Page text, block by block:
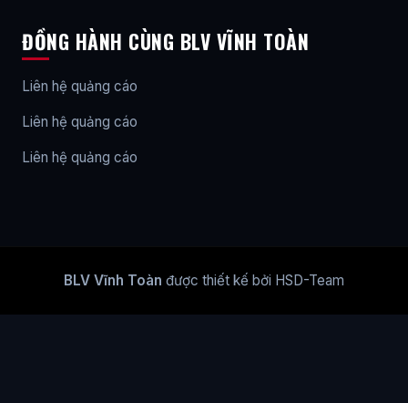
ĐỒNG HÀNH CÙNG BLV VĨNH TOÀN
Liên hệ quảng cáo
Liên hệ quảng cáo
Liên hệ quảng cáo
BLV Vĩnh Toàn được thiết kế bởi HSD-Team